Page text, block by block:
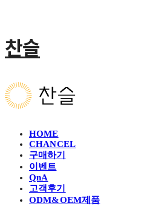
찬슬
HOME
CHANCEL
구매하기
이벤트
QnA
고객후기
ODM&OEM제품